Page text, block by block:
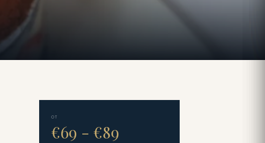
ОТ
€69 - €89